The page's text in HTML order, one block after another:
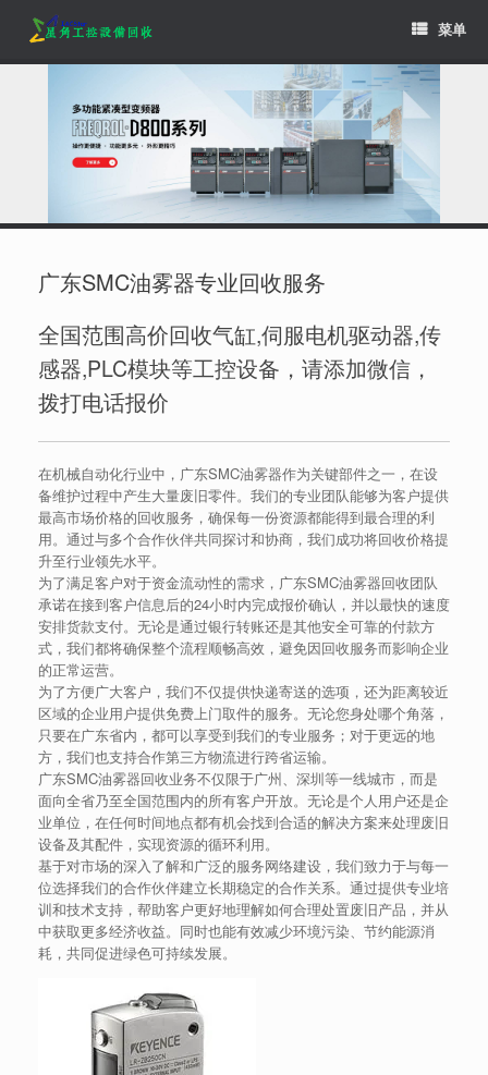
content
菜单
广东SMC油雾器专业回收服务
全国范围高价回收气缸,伺服电机驱动器,传
感器,PLC模块等工控设备，请添加微信，
拨打电话报价
在机械自动化行业中，广东SMC油雾器作为关键部件之一，在设
备维护过程中产生大量废旧零件。我们的专业团队能够为客户提供
最高市场价格的回收服务，确保每一份资源都能得到最合理的利
用。通过与多个合作伙伴共同探讨和协商，我们成功将回收价格提
升至行业领先水平。
为了满足客户对于资金流动性的需求，广东SMC油雾器回收团队
承诺在接到客户信息后的24小时内完成报价确认，并以最快的速度
安排货款支付。无论是通过银行转账还是其他安全可靠的付款方
式，我们都将确保整个流程顺畅高效，避免因回收服务而影响企业
的正常运营。
为了方便广大客户，我们不仅提供快递寄送的选项，还为距离较近
区域的企业用户提供免费上门取件的服务。无论您身处哪个角落，
只要在广东省内，都可以享受到我们的专业服务；对于更远的地
方，我们也支持合作第三方物流进行跨省运输。
广东SMC油雾器回收业务不仅限于广州、深圳等一线城市，而是
面向全省乃至全国范围内的所有客户开放。无论是个人用户还是企
业单位，在任何时间地点都有机会找到合适的解决方案来处理废旧
设备及其配件，实现资源的循环利用。
基于对市场的深入了解和广泛的服务网络建设，我们致力于与每一
位选择我们的合作伙伴建立长期稳定的合作关系。通过提供专业培
训和技术支持，帮助客户更好地理解如何合理处置废旧产品，并从
中获取更多经济收益。同时也能有效减少环境污染、节约能源消
耗，共同促进绿色可持续发展。